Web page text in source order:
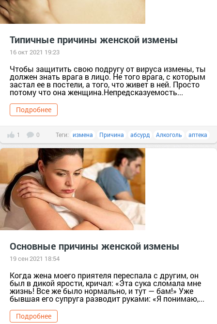
Типичные причины женской измены
16 окт 2021 19:23
Чтобы защитить свою подругу от вируса измены, ты
должен знать врага в лицо. Не того врага, с которым
застал ее в постели, а того, что живет в ней. Просто
потому что она женщина.Непредсказуемость...
Подробнее
1 0 Теги: измена Причина абсурд Алкоголь аптека
Основные причины женской измены
19 сен 2021 18:54
Когда жена моего приятеля переспала с другим, он
был в дикой ярости, кричал: «Эта сука сломала мне
жизнь! Все же было нормально, и тут — бам!» Уже
бывшая его супруга разводит руками: «Я понимаю,...
Подробнее